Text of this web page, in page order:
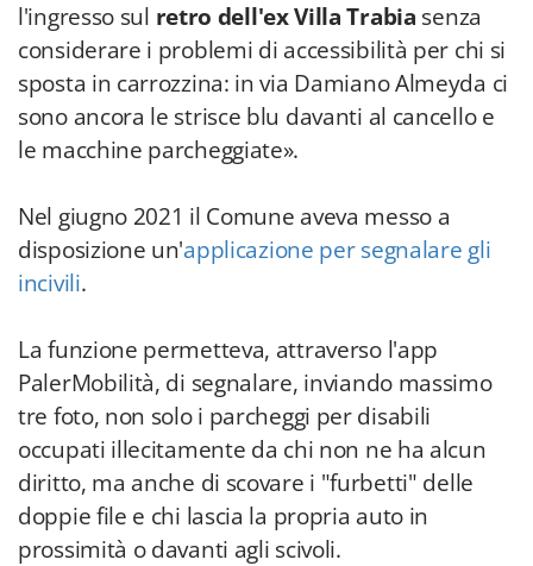
l'ingresso sul retro dell'ex Villa Trabia senza
considerare i problemi di accessibilità per chi si
sposta in carrozzina: in via Damiano Almeyda ci
sono ancora le strisce blu davanti al cancello e
le macchine parcheggiate».
Nel giugno 2021 il Comune aveva messo a
disposizione un'applicazione per segnalare gli
incivili.
La funzione permetteva, attraverso l'app
PalerMobilità, di segnalare, inviando massimo
tre foto, non solo i parcheggi per disabili
occupati illecitamente da chi non ne ha alcun
diritto, ma anche di scovare i "furbetti" delle
doppie file e chi lascia la propria auto in
prossimità o davanti agli scivoli.